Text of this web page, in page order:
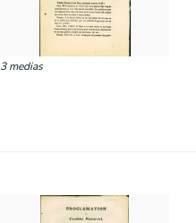
3 medias